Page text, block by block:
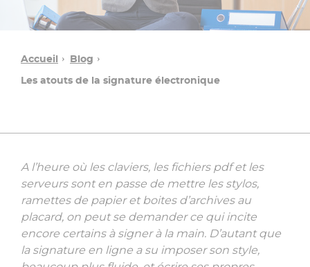
Accueil
Blog
Les atouts de la signature électronique
Une
question ?
Contacter
A l’heure où les claviers, les fichiers pdf et les
serveurs sont en passe de mettre les stylos,
ramettes de papier et boites d’archives au
placard, on peut se demander ce qui incite
encore certains à signer à la main. D’autant que
la signature en ligne a su imposer son style,